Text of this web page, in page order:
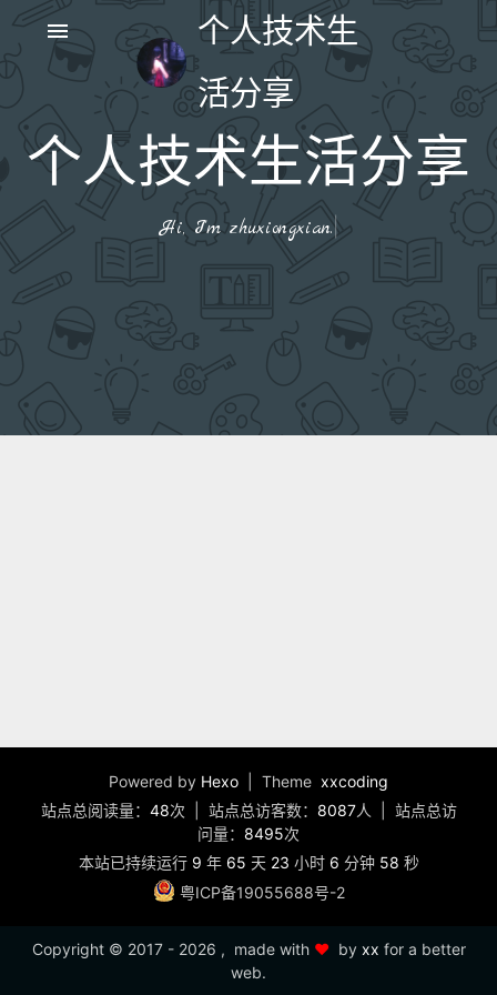
个人技术生
活分享
menu
个人技术生活分享
Hi, I'm zhuxiongxian.|
Powered by Hexo | Theme xxcoding
站点总阅读量： 48次 站点总访客数： 8087人
站点总访
问量： 8495次
本站已持续运行 9 年 65 天 23 小时 6 分钟 58 秒
粤ICP备19055688号-2
Copyright © 2017 - 2026 , made with ❤️by xx for a better
web.